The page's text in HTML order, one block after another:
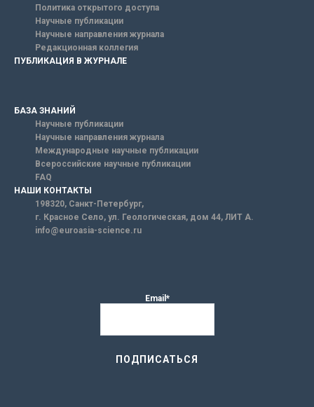
Политика открытого доступа
Научные публикации
Научные направления журнала
Редакционная коллегия
ПУБЛИКАЦИЯ В ЖУРНАЛЕ
БАЗА ЗНАНИЙ
Научные публикации
Научные направления журнала
Международные научные публикации
Всероссийские научные публикации
FAQ
НАШИ КОНТАКТЫ
198320, Санкт-Петербург,
г. Красное Село, ул. Геологическая, дом 44, ЛИТ А.
info@euroasia-science.ru
Email*